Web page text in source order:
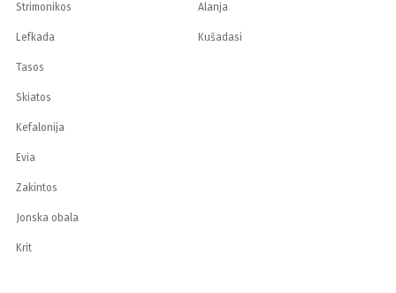
Strimonikos
Lefkada
Tasos
Skiatos
Kefalonija
Evia
Zakintos
Jonska obala
Krit
Alanja
Kušadasi